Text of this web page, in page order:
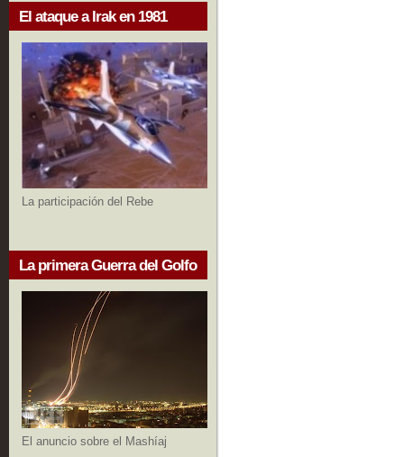
El ataque a Irak en 1981
La participación del Rebe
La primera Guerra del Golfo
El anuncio sobre el Mashíaj